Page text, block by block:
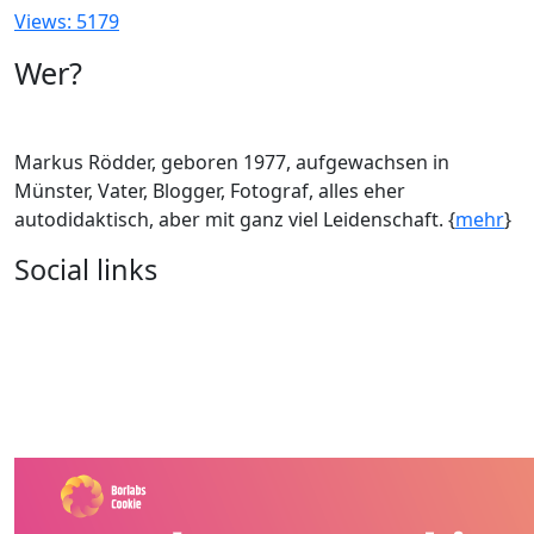
Views: 5179
Wer?
Markus Rödder, geboren 1977, aufgewachsen in
Münster, Vater, Blogger, Fotograf, alles eher
autodidaktisch, aber mit ganz viel Leidenschaft. {mehr}
Social links